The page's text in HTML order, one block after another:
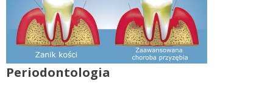
Periodontologia